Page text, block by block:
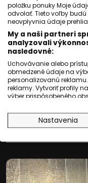
zameria na
zaobchádzanie
skončení
bude skúmať
polície aj
ich vplyv na
položku ponuky Moje
odvolať. Tieto voľby
neovplyvnia údaje
My a naši partneri
analyzovali
nasledovné:
Uchovávanie alebo
obmedzené údaje na
personalizovanú
reklamy. Vytvoriť profily
výber prispôsobeného
štatistík alebo spájania
zlepšovanie služieb.
obsahu.
USA.
túto webovú stránku/
Zobraziť zoznam
Nastavenia